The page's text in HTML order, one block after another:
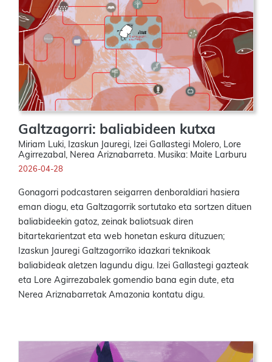
Galtzagorri: baliabideen kutxa
Miriam Luki, Izaskun Jauregi, Izei Gallastegi Molero, Lore
Agirrezabal, Nerea Ariznabarreta. Musika: Maite Larburu
2026-04-28
Gonagorri podcastaren seigarren denboraldiari hasiera
eman diogu, eta Galtzagorrik sortutako eta sortzen dituen
baliabideekin gatoz, zeinak baliotsuak diren
bitartekarientzat eta web honetan eskura dituzuen;
Izaskun Jauregi Galtzagorriko idazkari teknikoak
baliabideak aletzen lagundu digu. Izei Gallastegi gazteak
eta Lore Agirrezabalek gomendio bana egin dute, eta
Nerea Ariznabarretak Amazonia kontatu digu.